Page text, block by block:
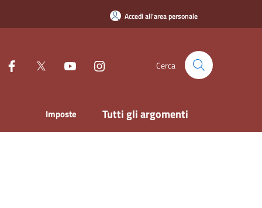
Accedi all'area personale
Cerca
Imposte Tutti gli argomenti